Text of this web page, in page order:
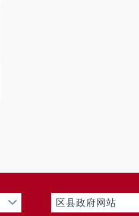
区县政府网站